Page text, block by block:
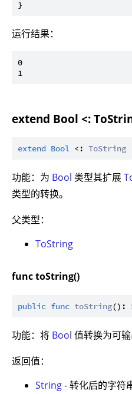
运行结果：
0
extend Bool <:
extend Bool <: ToString
功能：为 Bool 类型其扩展
类型的转换。
父类型：
ToString
func toString()
public func toString():
功能：将 Bool 值转换为可输
返回值：
String- 转化后的字符